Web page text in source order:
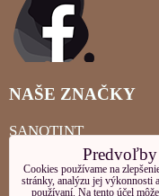
NAŠE ZNAČKY
SANOTINT
MIGLIORIN
Cookies používame na
stránky, analýzu jej výkonnosti
používaní. Na tento účel